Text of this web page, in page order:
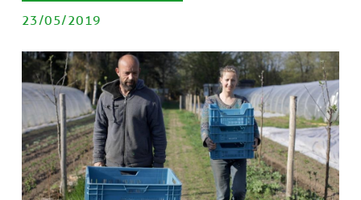
Artikel
PUBLICATIEDATUM
23/05/2019
Afbeelding
Afbeelding